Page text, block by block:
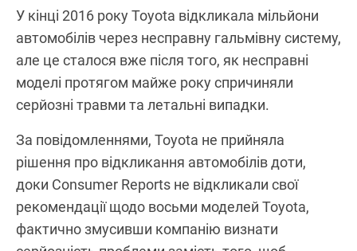
У кінці 2016 року Toyota відкликала мільйони
автомобілів через несправну гальмівну систему,
але це сталося вже після того, як несправні
моделі протягом майже року спричиняли
серйозні травми та летальні випадки.
За повідомленнями, Toyota не прийняла
рішення про відкликання автомобілів доти,
доки Consumer Reports не відкликали свої
рекомендації щодо восьми моделей Toyota,
фактично змусивши компанію визнати